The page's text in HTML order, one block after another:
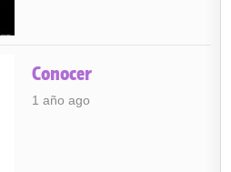
Conocer
1 año ago